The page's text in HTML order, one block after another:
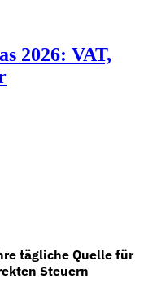
2026: VAT,
tägliche Quelle für
Steuern